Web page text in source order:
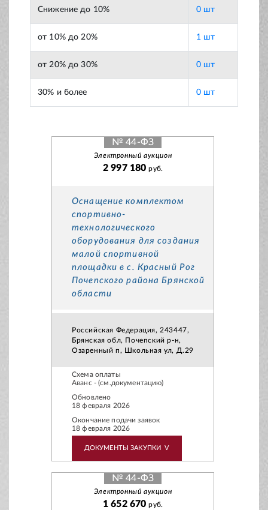
Снижение до 10% 0 шт
от 10% до 20% 1 шт
от 20% до 30% 0 шт
30% и более 0 шт
№ 44-ФЗ
Электронный аукцион
2 997 180руб.
Оснащение комплектом
спортивно-
технологического
оборудования для создания
малой спортивной
площадки в с. Красный Рог
Почепского района Брянской
области
Российская Федерация, 243447,
Брянская обл, Почепский р-н,
Озаренный п, Школьная ул, Д.29
Схема оплаты
Аванс - (см.документацию)
Обновлено
18 февраля 2026
Окончание подачи заявок
18 февраля 2026
ДОКУМЕНТЫ ЗАКУПКИ V
№ 44-ФЗ
Электронный аукцион
1 652 670руб.